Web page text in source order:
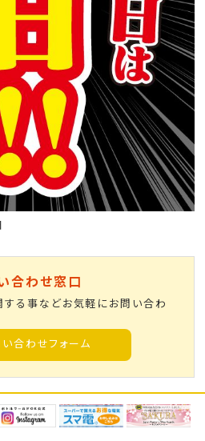
合わせ窓口
する事などお気軽にお問い合わ
い合わせフォーム